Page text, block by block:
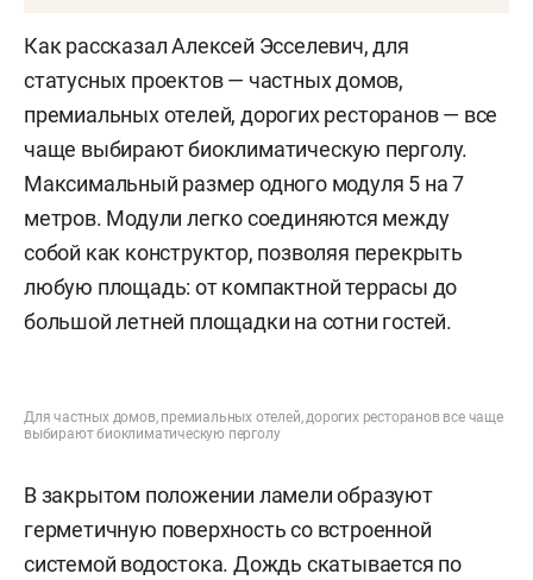
Как рассказал Алексей Эсселевич, для
статусных проектов — частных домов,
премиальных отелей, дорогих ресторанов — все
чаще выбирают биоклиматическую перголу.
Максимальный размер одного модуля 5 на 7
метров. Модули легко соединяются между
собой как конструктор, позволяя перекрыть
любую площадь: от компактной террасы до
большой летней площадки на сотни гостей.
Для частных домов, премиальных отелей, дорогих ресторанов все чаще
выбирают биоклиматическую перголу
В закрытом положении ламели образуют
герметичную поверхность со встроенной
системой водостока. Дождь скатывается по